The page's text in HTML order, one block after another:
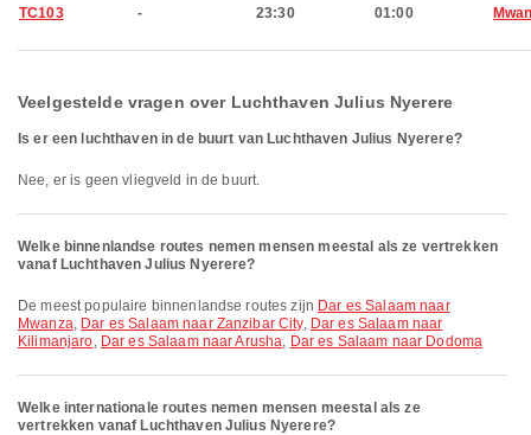
TC103 - 23:30 01:00
Veelgestelde vragen over Luchthaven Julius Nyerere
Is er een luchthaven in de buurt van Luchthaven Julius Nyerere?
Nee, er is geen vliegveld in de buurt.
Welke binnenlandse routes nemen mensen meestal als ze vertrekken
vanaf Luchthaven Julius Nyerere?
De meest populaire binnenlandse routes zijn Dar es Salaam naar
Mwanza, Dar es Salaam naar Zanzibar City, Dar es Salaam naar
Kilimanjaro, Dar es Salaam naar Arusha, Dar es Salaam naar Dodoma
Welke internationale routes nemen mensen meestal als ze
vertrekken vanaf Luchthaven Julius Nyerere?